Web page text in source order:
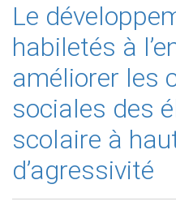
Le
habiletés à
améliorer les
sociales des
scolaire à
d’agressivité